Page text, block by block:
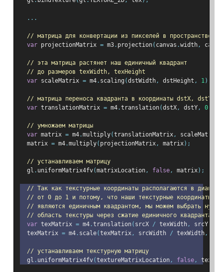
...
// матрица для конвертации из пикселей в пространство
var projectionMatrix = m3. projection( canvas .width,
// эта матрица растянет наш единичный квадрант
// до размеров texWidth, texHeight
var scaleMatrix = m4. scaling (dstWidth, dstHeight , 1);
// матрица переноса квадранта в координаты dstX, dstY
var translationMatrix = m4.translation(dstX, dstY, 0
// умножаем матрицы
var matrix = m4.multiply(translationMatrix, scaleMatrix
  matrix
= m4.multiply( projectionMatrix, matrix);
// устанавливаем матрицу
  gl
. uniformMatrix4fv(matrixLocation, false, matrix);
// Так как текстурные координаты располагаются в
// от 0 до 1 и потому, что наши текстурные координаты
// являются единичным квадрантом, мы можем выбрать
// область текстуры через сжатие единичного квадранта
var texMatrix = m4 .translation( srcX / texWidth, srcY
  texMatrix
= m4 . scale(texMatrix, srcWidth / texWidth,
// устанавливаем текстурную матрицу
  gl
. uniformMatrix4fv(textureMatrixLocation, false,